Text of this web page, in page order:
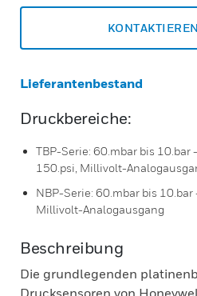
Lieferantenbestand
Druckbereiche:
TBP-Serie: 60.mbar bis 10.bar
150.psi, Millivolt-
NBP-Serie: 60.mbar bis 10.bar
Millivolt-Analogausgang
Beschreibung
Die grundlegenden
Drucksensoren von